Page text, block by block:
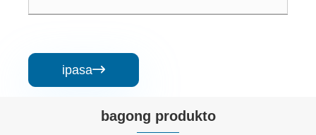
ipasa
bagong produkto